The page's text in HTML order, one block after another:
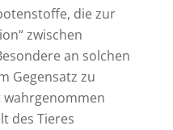
die zur
zwischen
an solchen
Gegensatz zu
des Tieres